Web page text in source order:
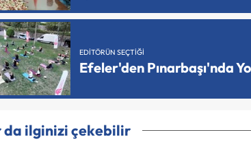
EDITÖRÜN SEÇTIĞI
Efeler'den Pınarbaşı'nda
da ilginizi çekebilir